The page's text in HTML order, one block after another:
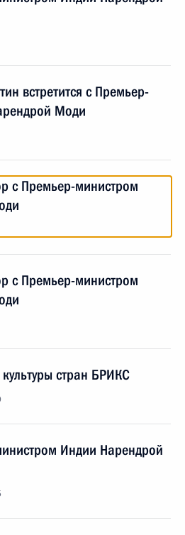
встретится с Премьер-
Моди
с Премьер-министром
с Премьер-министром
стран БРИКС
Индии Нарендрой